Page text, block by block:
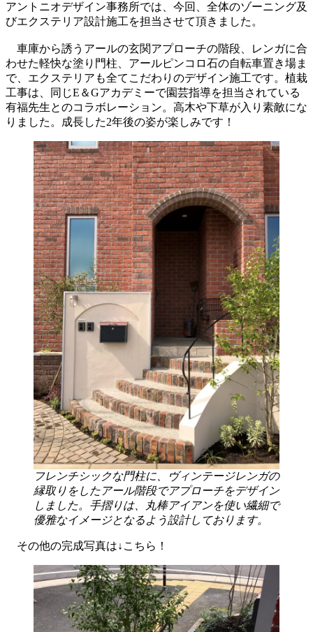
アントニオデザイン事務所では、今回、全体のゾーニング及
びエクステリア設計施工を担当させて頂きました。
車庫から誘うアールの玄関アプローチの階段、レンガに合
わせた軽快な塗り門柱、アールピンコロ石の自転車置き場ま
で、エクステリアも全てこだわりのデザイン施工です。植栽
工事は、同じE＆Gアカデミーで園芸指導を担当されている
有福先生とのコラボレーション。高木や下草が入り素敵にな
りました。成長した2年後の姿が楽しみです！
フレンチシックな門柱に、ヴィンテージレンガの
縁取りをしたアール階段でアプローチをデザイン
しました。手摺りは、丸棒アイアンを使い繊細で
優雅なイメージとなるよう設計しております。
その他の完成写真は↓こちら！